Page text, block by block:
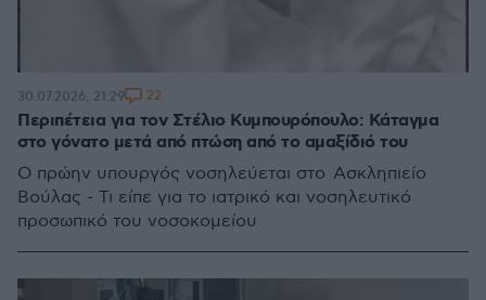
Περιπέτεια για τον Στέλιο Κυμπουρόπουλο: Κάταγμα
στο γόνατο μετά από πτώση από το αμαξίδιό του
Ο πρώην υπουργός νοσηλεύεται στο Ασκληπιείο
Βούλας - Τι είπε για το ιατρικό και νοσηλευτικό
προσωπικό του νοσοκομείου
30.07.2026, 21:29 22